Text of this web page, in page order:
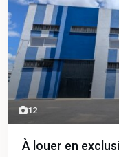
12
À louer en